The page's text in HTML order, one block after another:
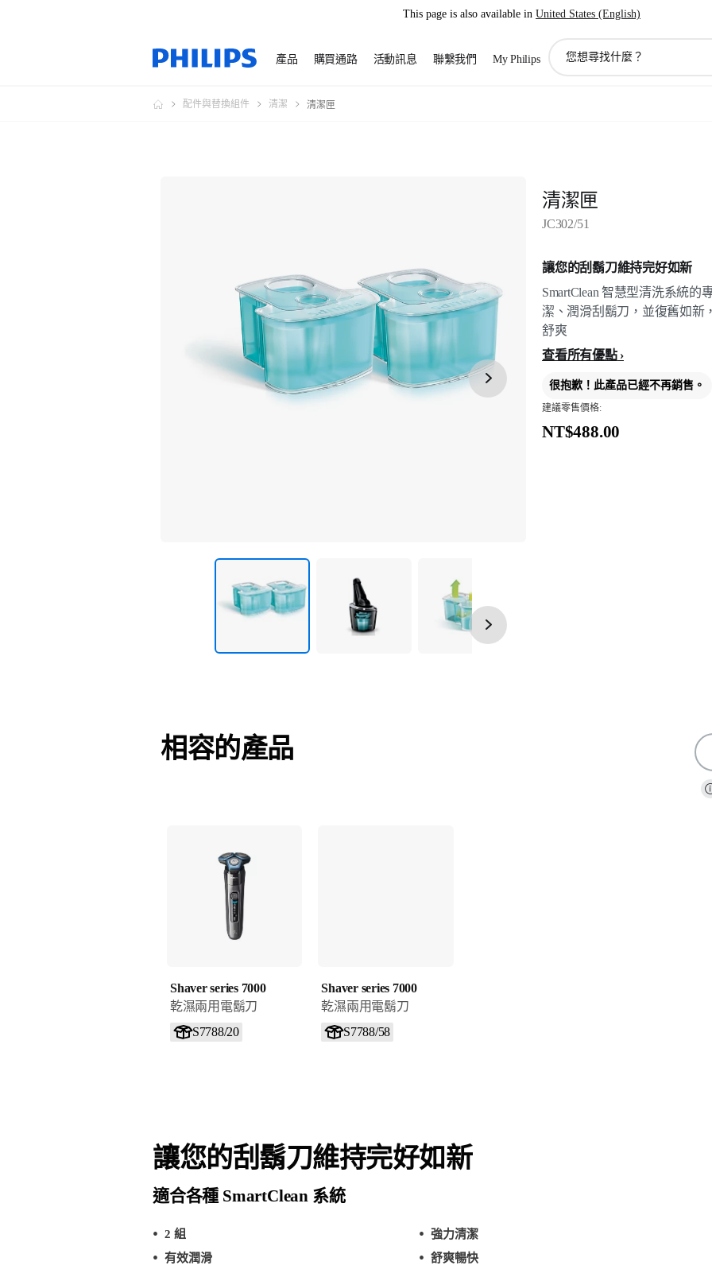
This page is also available in United States (English)
產品 購買通路 活動訊息 聯繫我們 My Philips
配件與替換組件 清潔 清潔匣
清潔匣
JC302/51
讓您的刮鬍刀維持完好如新
SmartClean 智慧型清洗系統
潔、潤滑刮鬍刀，並復舊如新
舒爽
查看所有優點
很抱歉！此產品已經不再銷售。
建議零售價格:
NT$488.00
相容的產品
圖
標
持
Shaver series 7000
乾濕兩用電鬍刀
S7788/20
Shaver series 7000
乾濕兩用電鬍刀
S7788/58
讓您的刮鬍刀維持完好如新
適合各種 SmartClean 系統
2 組
強力清潔
有效潤滑
舒爽暢快